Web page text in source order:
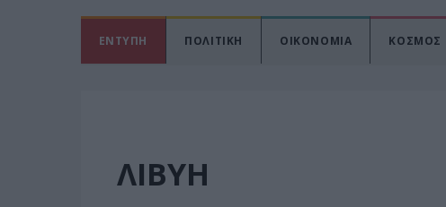
ΕΝΤΥΠΗ ΠΟΛΙΤΙΚΗ ΟΙΚΟΝΟΜΙΑ ΚΟΣΜΟΣ
ΛΙΒΥΗ